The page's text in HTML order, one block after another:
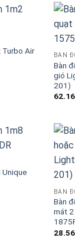
Turbo Air
BÀN
Bàn
gió
201)
Unique
BÀN
Bàn
mát